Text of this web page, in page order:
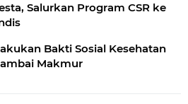
Salurkan Program CSR ke
Bakti Sosial Kesehatan
Makmur